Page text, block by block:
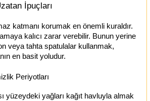
İpuçları
katmanı korumak en önemli kuraldır.
kalıcı zarar verebilir. Bunun yerine
veya tahta spatulalar kullanmak,
en basit yoludur.
Periyotları
yüzeydeki yağları kağıt havluyla almak